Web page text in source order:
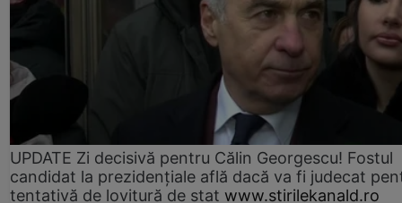
UPDATE Zi decisivă pentru Călin Georgescu! Fostul
candidat la prezidențiale află dacă va fi judecat
tentativă de lovitură de stat www.stirilekanald.ro